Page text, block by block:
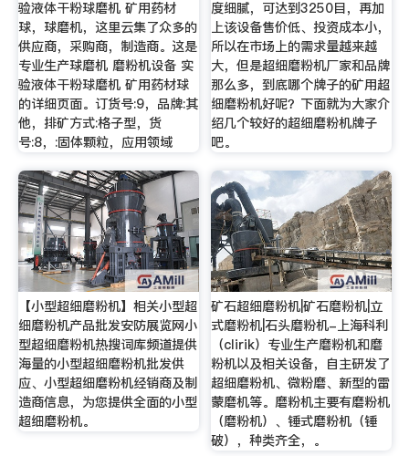
验液体干粉球磨机 矿用药材
球，球磨机，这里云集了众多的
供应商，采购商，制造商。这是
专业生产球磨机 磨粉机设备 实
验液体干粉球磨机 矿用药材球
的详细页面。订货号:9，品牌:其
他，排矿方式:格子型，货
号:8，:固体颗粒，应用领域
度细腻，可达到3250目，再加
上该设备售价低、投资成本小，
所以在市场上的需求量越来越
大，但是超细磨粉机厂家和品牌
那么多，到底哪个牌子的矿用超
细磨粉机好呢？下面就为大家介
绍几个较好的超细磨粉机牌子
吧。
【小型超细磨粉机】相关小型超
细磨粉机产品批发安防展览网小
型超细磨粉机热搜词库频道提供
海量的小型超细磨粉机批发供
应、小型超细磨粉机经销商及制
造商信息，为您提供全面的小型
超细磨粉机。
矿石超细磨粉机|矿石磨粉机|立
式磨粉机|石头磨粉机-上海科利
（clirik）专业生产磨粉机和磨
粉机以及相关设备，自主研发了
超细磨粉机、微粉磨、新型的雷
蒙磨机等。磨粉机主要有磨粉机
（磨粉机）、锤式磨粉机（锤
破），种类齐全，。